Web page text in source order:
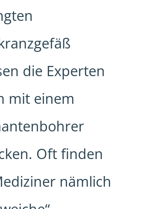
die Experten
mit einem
Oft finden
nämlich